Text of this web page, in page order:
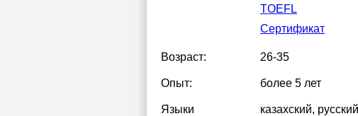
TOEFL
Сертификат
Возраст: 26-35
Опыт: более 5 лет
Языки
казахский, русский